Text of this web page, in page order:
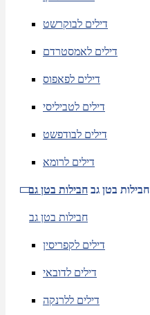
דילים לבוקרשט
דילים לאמסטרדם
דילים לפאפוס
דילים לטביליסי
דילים לבודפשט
דילים לרומא
חבילות בטן גב חבילות בטן גב
חבילות בטן גב
דילים לקפריסין
דילים לדובאי
דילים ללרנקה